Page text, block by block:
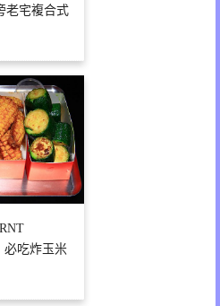
老宅複合式
必吃炸玉米